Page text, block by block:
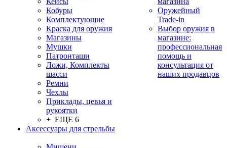
Кобуры
Комплектующие
Краска для оружия
Магазины
Мушки
Патронташи
Ложи, Комплекты
шасси
Ремни
Чехлы
Приклады, цевья и
рукоятки
+ ЕЩЕ 6
Аксессуары для стрельбы
Оружейный
Trade-in
Выбор оружия в
магазине:
профессиональная
помощь и
консультация от
наших продавцов